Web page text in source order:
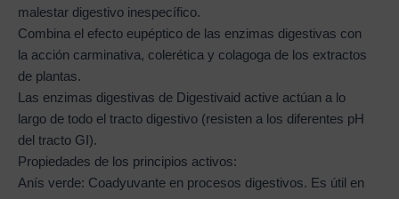
malestar digestivo inespecífico.
Combina el efecto eupéptico de las enzimas digestivas con
la acción carminativa, colerética y colagoga de los extractos
de plantas.
Las enzimas digestivas de Digestivaid active actúan a lo
largo de todo el tracto digestivo (resisten a los diferentes pH
del tracto GI).
Propiedades de los principios activos:
Anís verde: Coadyuvante en procesos digestivos. Es útil en